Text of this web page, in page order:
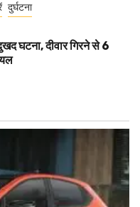
दुर्घटना
घटना, दीवार गिरने से 6